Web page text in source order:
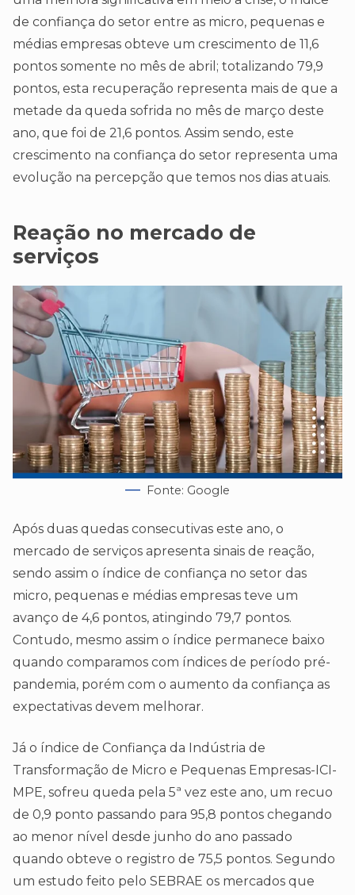
de confiança do setor entre as micro, pequenas e
médias empresas obteve um crescimento de 11,6
pontos somente no mês de abril; totalizando 79,9
pontos, esta recuperação representa mais de que a
metade da queda sofrida no mês de março deste
ano, que foi de 21,6 pontos. Assim sendo, este
crescimento na confiança do setor representa uma
evolução na percepção que temos nos dias atuais.
Reação no mercado de
serviços
Fonte: Google
Após duas quedas consecutivas este ano, o
mercado de serviços apresenta sinais de reação,
sendo assim o índice de confiança no setor das
micro, pequenas e médias empresas teve um
avanço de 4,6 pontos, atingindo 79,7 pontos.
Contudo, mesmo assim o índice permanece baixo
quando comparamos com índices de período pré-
pandemia, porém com o aumento da confiança as
expectativas devem melhorar.
Já o índice de Confiança da Indústria de
Transformação de Micro e Pequenas Empresas-ICI-
MPE, sofreu queda pela 5ª vez este ano, um recuo
de 0,9 ponto passando para 95,8 pontos chegando
ao menor nível desde junho do ano passado
quando obteve o registro de 75,5 pontos. Segundo
um estudo feito pelo SEBRAE os mercados que